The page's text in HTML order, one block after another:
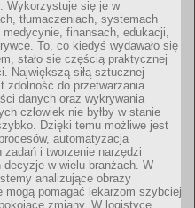
Wykorzystuje się je w
tłumaczeniach, systemach
medycynie, finansach, edukacji,
To, co kiedyś wydawało się
stało się częścią praktycznej
Największą siłą sztucznej
zdolność do przetwarzania
danych oraz wykrywania
człowiek nie byłby w stanie
Dzięki temu możliwe jest
automatyzacja
zadań i tworzenie narzędzi
decyzje w wielu branżach. W
analizujące obrazy
mogą pomagać lekarzom szybciej
zmiany. W logistyce